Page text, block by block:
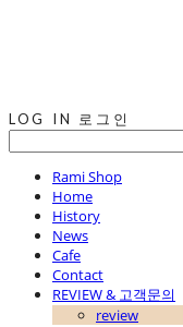
LOG IN 로그인
Rami Shop
Home
History
News
Cafe
Contact
REVIEW & 고객문의
review